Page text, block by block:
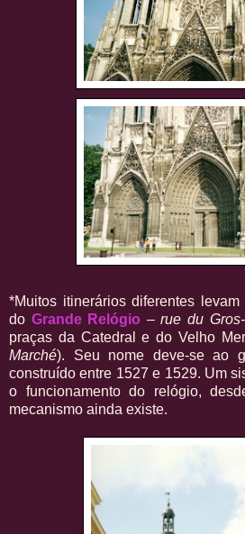
*Muitos itinerários diferentes
do Grande Relógio –rue du
praças da Catedral e do Velho
Marché). Seu nome deve-se ao
construído entre 1527 e 1529. Um
o funcionamento do relógio,
mecanismo ainda existe.